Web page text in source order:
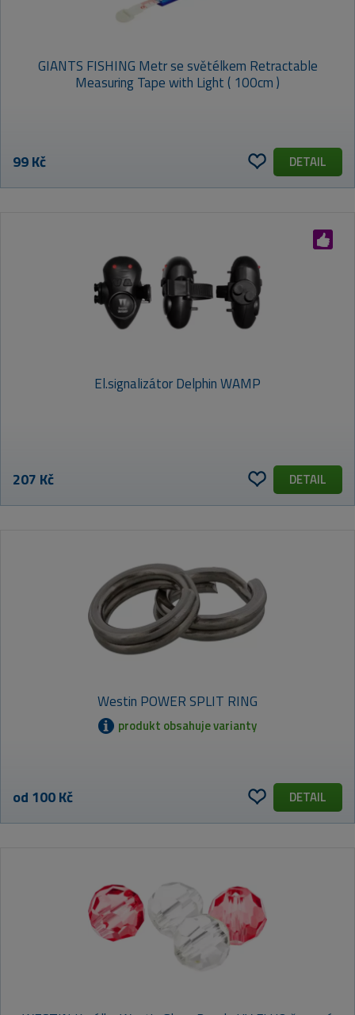
GIANTS FISHING Metr se světélkem Retractable
Measuring Tape with Light ( 100cm )
99 Kč DETAIL
El.signalizátor Delphin WAMP
207 Kč DETAIL
Westin POWER SPLIT RING
produkt obsahuje varianty
od 100 Kč DETAIL